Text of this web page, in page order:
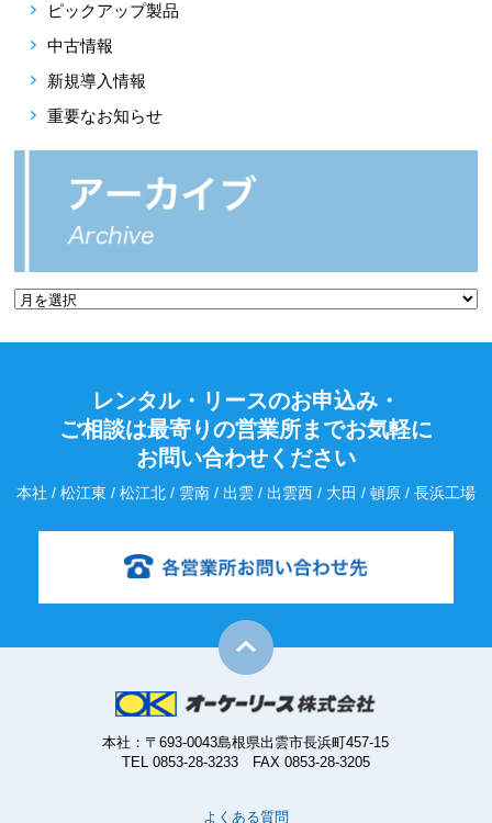
ピックアップ製品
中古情報
新規導入情報
重要なお知らせ
レンタル・リースのお申込み・
ご相談は最寄りの営業所までお気軽に
お問い合わせください
本社 / 松江東 / 松江北 / 雲南 / 出雲 / 出雲西 / 大田 / 頓原 / 長浜工場
本社：〒693-0043島根県出雲市長浜町457-15
TEL 0853-28-3233 FAX 0853-28-3205
よくある質問